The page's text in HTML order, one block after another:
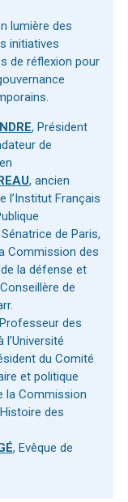
lumière des
initiatives
de réflexion pour
, Président
de
, ancien
l’Institut Français
Sénatrice de Paris,
Commission des
la défense et
de
des
du Comité
et politique
la Commission
des
, Evêque de